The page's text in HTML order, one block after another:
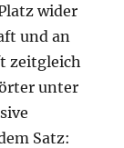
wider
und an
zeitgleich
unter
Satz: